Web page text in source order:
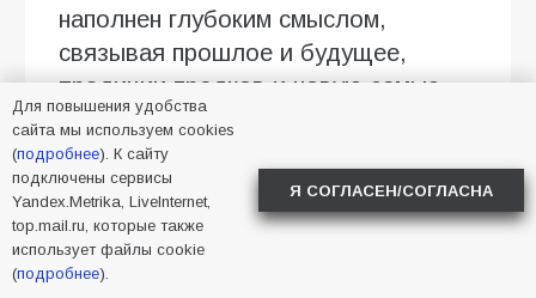
наполнен глубоким смыслом,
связывая прошлое и будущее,
традиции предков и новую семью.
Так, например, рушники — оберег,
который символизирует долгую
совместную дорогу, жизненный путь
и крепкий союз. Скрещённые шашки
означали защиту новой семьи от
Для повышения удобства
сайта мы используем cookies
(подробнее). К сайту
подключены сервисы
Yandex.Metrika, LiveInternet,
top.mail.ru, которые также
использует файлы cookie
(подробнее).
Я СОГЛАСЕН/СОГЛАСНА